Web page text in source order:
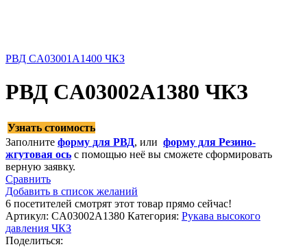
РВД CA03001A1400 ЧКЗ
РВД CA03002A1380 ЧКЗ
Узнать стоимость
Заполните форму для РВД, или форму для Резино-
жгутовая ось с помощью неё вы сможете сформировать
верную заявку.
Сравнить
Добавить в список желаний
6 посетителей смотрят этот товар прямо сейчас!
Артикул: CA03002A1380 Категория: Рукава высокого
давления ЧКЗ
Поделиться: